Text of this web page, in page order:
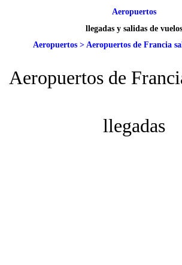
Aeropuertos
llegadas y salidas de vuelos
Aeropuertos> Aeropuertos de Francia
Aeropuertos de
llegadas